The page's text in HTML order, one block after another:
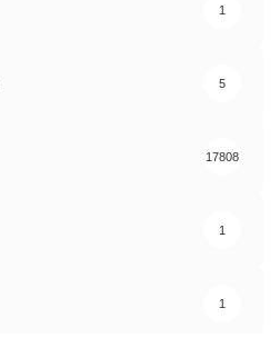
1
5
17808
1
1